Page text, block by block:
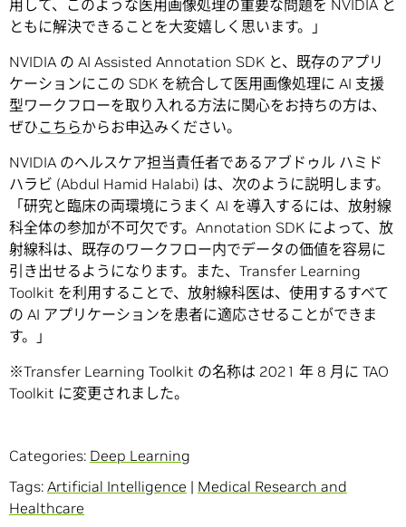
用して、このような医用画像処理の重要な問題を NVIDIA と
ともに解決できることを大変嬉しく思います。」
NVIDIA の AI Assisted Annotation SDK と、既存のアプリ
ケーションにこの SDK を統合して医用画像処理に AI 支援
型ワークフローを取り入れる方法に関心をお持ちの方は、
ぜひこちらからお申込みください。
NVIDIA のヘルスケア担当責任者であるアブドゥル ハミド
ハラビ (Abdul Hamid Halabi) は、次のように説明します。
「研究と臨床の両環境にうまく AI を導入するには、放射線
科全体の参加が不可欠です。Annotation SDK によって、放
射線科は、既存のワークフロー内でデータの価値を容易に
引き出せるようになります。また、Transfer Learning
Toolkit を利用することで、放射線科医は、使用するすべて
の AI アプリケーションを患者に適応させることができま
す。」
※Transfer Learning Toolkit の名称は 2021 年 8 月に TAO
Toolkit に変更されました。
Categories: Deep Learning
Tags: Artificial Intelligence | Medical Research and
Healthcare